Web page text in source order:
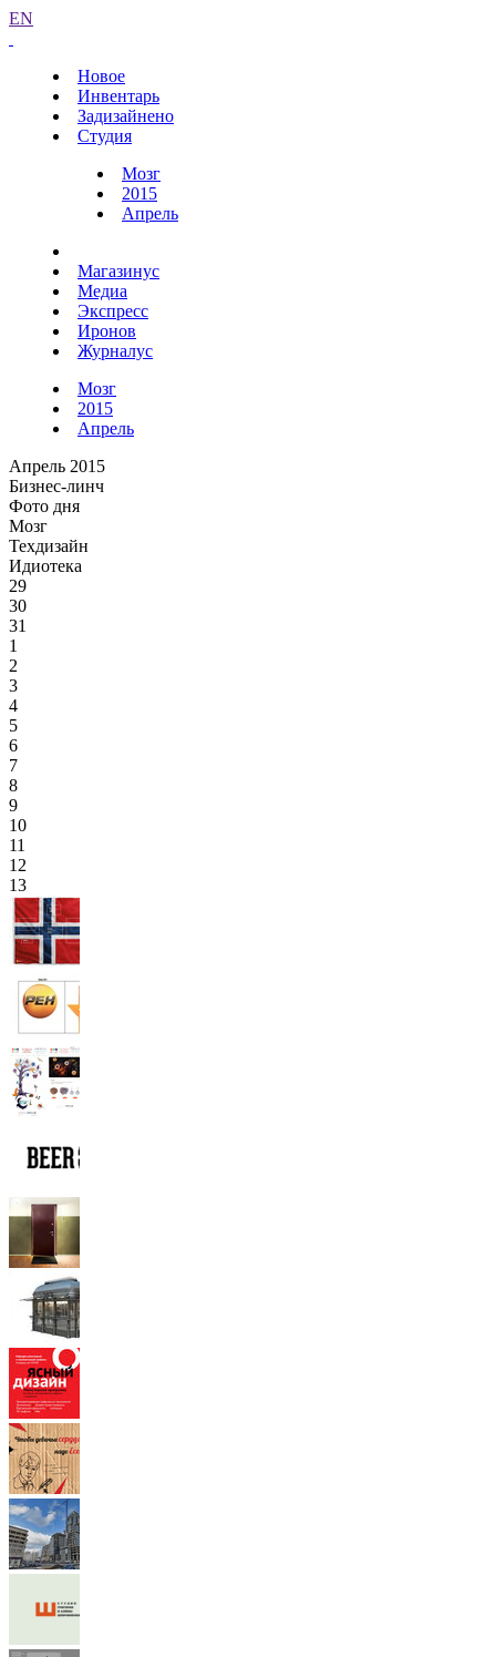
EN
Новое
Инвентарь
Задизайнено
Студия
Мозг
2015
Апрель
Магазинус
Медиа
Экспресс
Иронов
Журналус
Мозг
2015
Апрель
Апрель 2015
Бизнес-линч
Фото дня
Мозг
Техдизайн
Идиотека
29
30
31
1
2
3
4
5
6
7
8
9
10
11
12
13